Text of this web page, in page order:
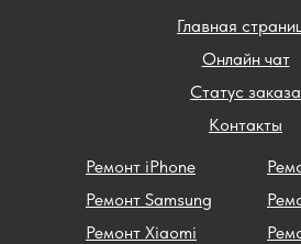
Главная
Контакты
Статус заказа
Ремонт iPhone
Ремонт Samsung
Ремонт Xiaomi
Онлайн чат